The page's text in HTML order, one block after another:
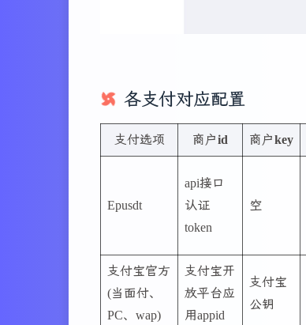
各支付对应配置
支付选项 商户id 商户key
Epusdt
api接口
认证
token
空
支付宝官方
(当面付、
PC、wap)
支付宝开
放平台应
用appid
支付宝
公钥